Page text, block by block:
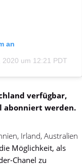
an
2020 um 12:21 PDT
verfügbar,
abonniert werden.
Irland, Australien
Möglichkeit, als
Chanel zu